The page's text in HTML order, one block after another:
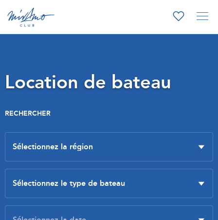
Location de bateau
RECHERCHER